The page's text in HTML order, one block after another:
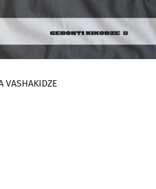
VASHAKIDZE